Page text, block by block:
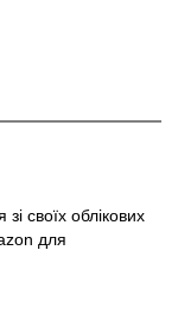
своїх облікових
для